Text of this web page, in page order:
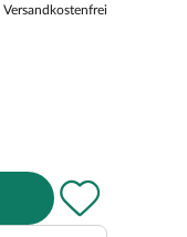
Versandkostenfrei